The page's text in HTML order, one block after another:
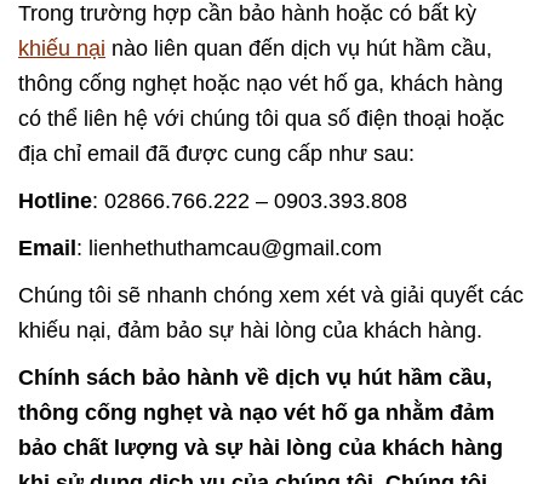
Trong trường hợp cần bảo hành hoặc có bất kỳ
khiếu nại nào liên quan đến dịch vụ hút hầm cầu,
thông cống nghẹt hoặc nạo vét hố ga, khách hàng
có thể liên hệ với chúng tôi qua số điện thoại hoặc
địa chỉ email đã được cung cấp như sau:
Hotline: 02866.766.222 – 0903.393.808
Email : lienhethuthamcau@gmail.com
Chúng tôi sẽ nhanh chóng xem xét và giải quyết các
khiếu nại, đảm bảo sự hài lòng của khách hàng.
Chính sách bảo hành về dịch vụ hút hầm cầu,
thông cống nghẹt và nạo vét hố ga nhằm đảm
bảo chất lượng và sự hài lòng của khách hàng